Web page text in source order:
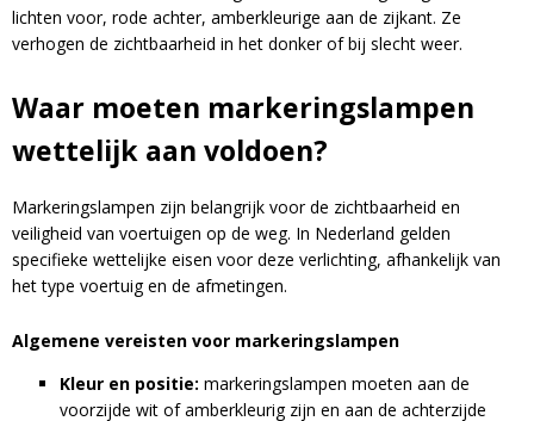
lichten voor, rode achter, amberkleurige aan de zijkant. Ze
verhogen de zichtbaarheid in het donker of bij slecht weer.
Waar moeten markeringslampen
wettelijk aan voldoen?
Markeringslampen zijn belangrijk voor de zichtbaarheid en
veiligheid van voertuigen op de weg. In Nederland gelden
specifieke wettelijke eisen voor deze verlichting, afhankelijk van
het type voertuig en de afmetingen.
Algemene vereisten voor markeringslampen
Kleur en positie: markeringslampen moeten aan de
voorzijde wit of amberkleurig zijn en aan de achterzijde